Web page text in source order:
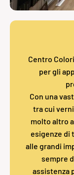
Centro
per gli
Con una
tra cui
molto altro
esigenze di
alle grandi
sempre
assistenza